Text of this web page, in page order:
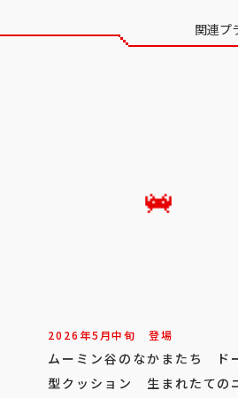
関連プ
2026年5月中旬 登場
ムーミン谷のなかまたち ド
型クッション 生まれたての